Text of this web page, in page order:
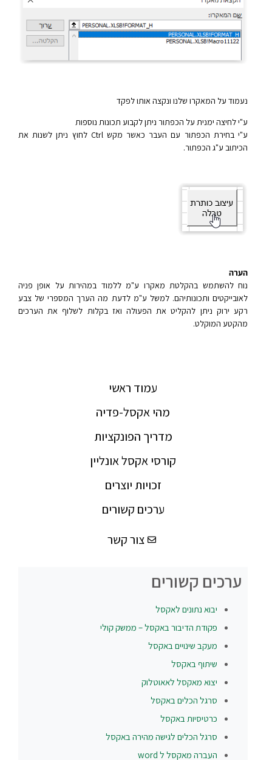
נעמוד על המאקרו שלנו ונקצה אותו לפקד
ע"י לחיצה ימנית על הכפתור ניתן לקבוע תכונות נוספות
ע"י בחירת הכפתור עם העבר כאשר מקש Ctrl לחוץ ניתן לשנות את
הכיתוב ע"ג הכפתור.
הערה
נוח להשתמש בהקלטת מאקרו ע"מ ללמוד במהירות על אופן פניה
לאובייקטים ותכונותיהם. למשל ע"מ לדעת מה הערך המספרי של צבע
רקע ירוק ניתן להקליט את הפעולה ואז בקלות לשלוף את הערכים
מהקטע המוקלט.
עמוד ראשי
מהי אקסל-פדיה
מדריך הפונקציות
קורסי אקסל אונליין
זכויות יוצרים
ערכים קשורים
צור קשר
ערכים קשורים
יבוא נתונים לאקסל
פקודת הדיבור באקסל – ממשק קולי
מעקב שינויים באקסל
שיתוף באקסל
יצוא מאקסל לאאוטלוק
סרגל הכלים באקסל
כרטיסיות באקסל
סרגל הכלים לגישה מהירה באקסל
העברה מאקסל ל word